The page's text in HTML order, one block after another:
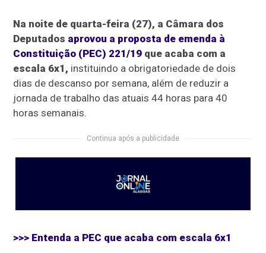
Na noite de quarta-feira (27), a Câmara dos
Deputados aprovou a proposta de emenda à
Constituição (PEC) 221/19 que acaba com a
escala 6x1, instituindo a obrigatoriedade de dois
dias de descanso por semana, além de reduzir a
jornada de trabalho das atuais 44 horas para 40
horas semanais.
Continua após a publicidade
>>> Entenda a PEC que acaba com escala 6x1